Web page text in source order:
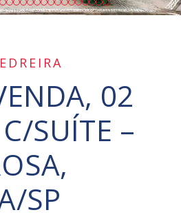
02
SUÍTE –
SP